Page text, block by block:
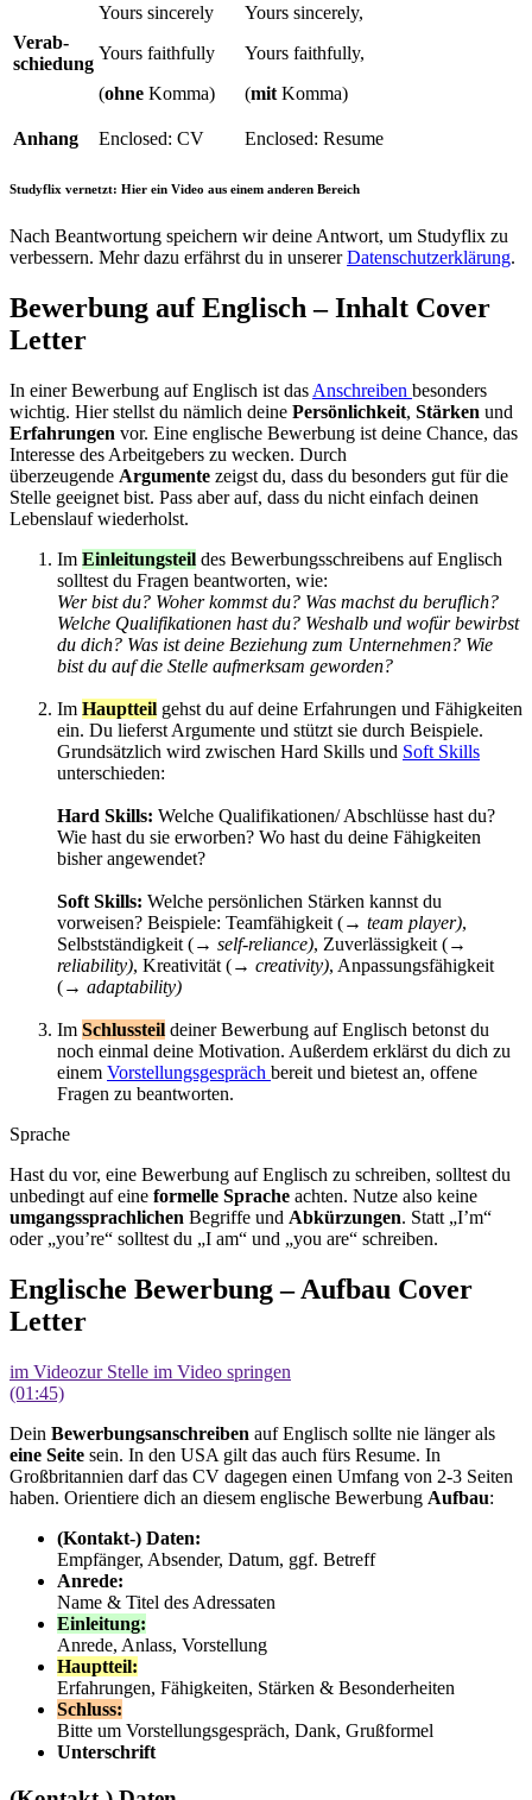
Verab-
schiedung
Yours sincerely
Yours faithfully
(ohne Komma)
Yours sincerely,
Yours faithfully,
(mit Komma)
Anhang Enclosed: CV Enclosed: Resume
Studyflix vernetzt: Hier ein Video aus einem anderen Bereich
Nach Beantwortung speichern wir deine Antwort, um Studyflix zu
verbessern. Mehr dazu erfährst du in unsererDatenschutzerklärung.
Bewerbung auf Englisch – Inhalt Cover
Letter
In einer Bewerbung auf Englisch ist das Anschreiben besonders
wichtig. Hier stellst du nämlich deine Persönlichkeit, Stärken und
Erfahrungen vor. Eine englische Bewerbung ist deine Chance, das
Interesse des Arbeitgebers zu wecken. Durch
überzeugende Argumente zeigst du, dass du besonders gut für die
Stelle geeignet bist. Pass aber auf, dass du nicht einfach deinen
Lebenslauf wiederholst.
Im Einleitungsteil des Bewerbungsschreibens auf Englisch
solltest du Fragen beantworten, wie:
Wer bist du? Woher kommst du? Was machst du beruflich?
Welche Qualifikationen hast du? Weshalb und wofür bewirbst
du dich? Was ist deine Beziehung zum Unternehmen? Wie
bist du auf die Stelle aufmerksam geworden?
Im Hauptteil gehst du auf deine Erfahrungen und Fähigkeiten
ein. Du lieferst Argumente und stützt sie durch Beispiele.
Grundsätzlich wird zwischen Hard Skills und Soft Skills
unterschieden:
Hard Skills: Welche Qualifikationen/ Abschlüsse hast du?
Wie hast du sie erworben? Wo hast du deine Fähigkeiten
bisher angewendet?
Soft Skills: Welche persönlichen Stärken kannst du
vorweisen? Beispiele: Teamfähigkeit (→ team player),
Selbstständigkeit (→ self-reliance), Zuverlässigkeit (→
reliability), Kreativität (→ creativity), Anpassungsfähigkeit
(→ adaptability)
Im Schlussteil deiner Bewerbung auf Englisch betonst du
noch einmal deine Motivation. Außerdem erklärst du dich zu
einem Vorstellungsgespräch bereit und bietest an, offene
Fragen zu beantworten.
Sprache
Hast du vor, eine Bewerbung auf Englisch zu schreiben, solltest du
unbedingt auf eine formelle Sprache achten. Nutze also keine
umgangssprachlichen Begriffe und Abkürzungen. Statt „I’m“
oder „you’re“ solltest du „I am“ und „you are“ schreiben.
Englische Bewerbung – Aufbau Cover
Letter
im Videozur Stelle im Video springen
(01:45)
Dein Bewerbungsanschreiben auf Englisch sollte nie länger als
eine Seite sein. In den USA gilt das auch fürs Resume. In
Großbritannien darf das CV dagegen einen Umfang von 2-3 Seiten
haben. Orientiere dich an diesem englische Bewerbung Aufbau:
(Kontakt-) Daten:
Empfänger, Absender, Datum, ggf. Betreff
Anrede:
Name & Titel des Adressaten
Einleitung:
Anrede, Anlass, Vorstellung
Hauptteil:
Erfahrungen, Fähigkeiten, Stärken & Besonderheiten
Schluss:
Bitte um Vorstellungsgespräch, Dank, Grußformel
Unterschrift